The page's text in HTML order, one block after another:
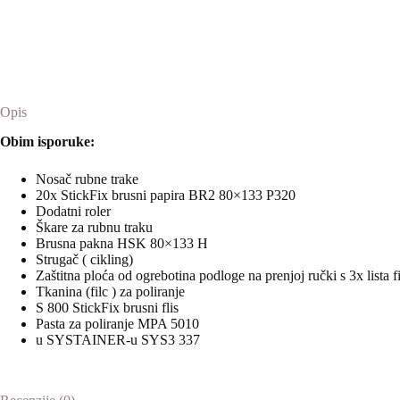
Opis
Obim isporuke:
Nosač rubne trake
20x StickFix brusni papira BR2 80×133 P320
Dodatni roler
Škare za rubnu traku
Brusna pakna HSK 80×133 H
Strugač ( cikling)
Zaštitna ploća od ogrebotina podloge na prenjoj ručki s 3x lista
Tkanina (filc ) za poliranje
S 800 StickFix brusni flis
Pasta za poliranje MPA 5010
u SYSTAINER-u SYS3 337